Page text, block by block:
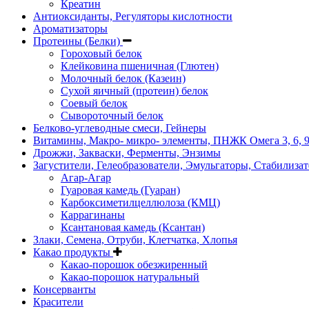
Креатин
Антиоксиданты, Регуляторы кислотности
Ароматизаторы
Протеины (Белки)
Гороховый белок
Клейковина пшеничная (Глютен)
Молочный белок (Казеин)
Сухой яичный (протеин) белок
Соевый белок
Сывороточный белок
Белково-углеводные смеси, Гейнеры
Витамины, Макро- микро- элементы, ПНЖК Омега 3, 6, 9
Дрожжи, Закваски, Ферменты, Энзимы
Загустители, Гелеобразователи, Эмульгаторы,
Агар-Агар
Гуаровая камедь (Гуаран)
Карбоксиметилцеллюлоза (КМЦ)
Каррагинаны
Ксантановая камедь (Ксантан)
Злаки, Семена, Отруби, Клетчатка, Хлопья
Какао продукты
Какао-порошок обезжиренный
Какао-порошок натуральный
Консерванты
Красители